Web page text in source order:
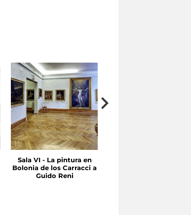
Sala VI - La pintura en
Bolonia de los Carracci a
Guido Reni